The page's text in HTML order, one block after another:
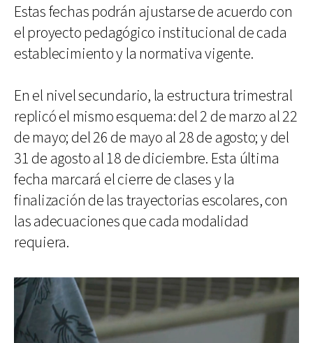
Estas fechas podrán ajustarse de acuerdo con
el proyecto pedagógico institucional de cada
establecimiento y la normativa vigente.
En el nivel secundario, la estructura trimestral
replicó el mismo esquema: del 2 de marzo al 22
de mayo; del 26 de mayo al 28 de agosto; y del
31 de agosto al 18 de diciembre. Esta última
fecha marcará el cierre de clases y la
finalización de las trayectorias escolares, con
las adecuaciones que cada modalidad
requiera.